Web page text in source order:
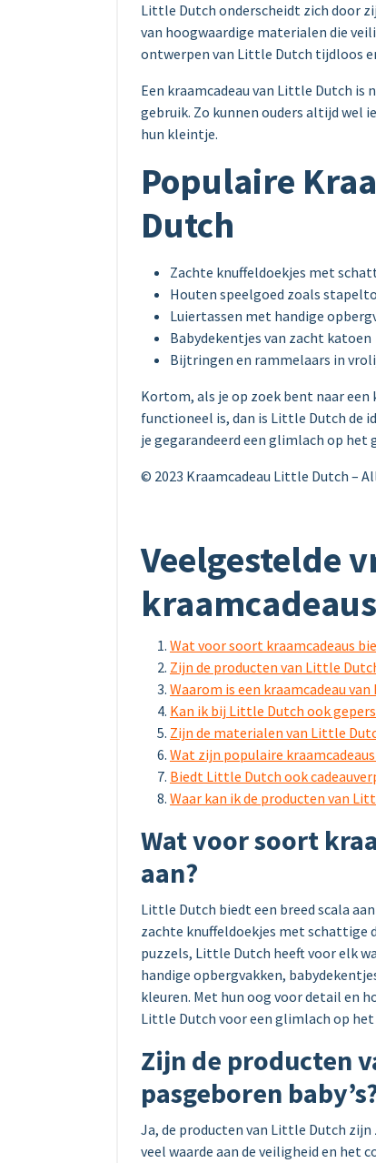
Little Dutch onderscheidt zich door
van hoogwaardige materialen die
ontwerpen van Little Dutch tijdloos
Een kraamcadeau van Little Dutch
gebruik. Zo kunnen ouders altijd wel
hun kleintje.
Populaire
Dutch
Zachte knuffeldoekjes met
Houten speelgoed zoals
Luiertassen met handige
Babydekentjes van zacht katoen
Bijtringen en rammelaars in
Kortom, als je op zoek bent naar
functioneel is, dan is Little Dutch de
je gegarandeerd een glimlach op het
© 2023 Kraamcadeau Little Dutch –
Veelgestelde
Wat voor soort kraamcadeaus
Zijn de producten van Little
Waarom is een kraamcadeau
Kan ik bij Little Dutch ook
Zijn de materialen van Little
Wat zijn populaire
Biedt Little Dutch ook
Waar kan ik de producten van
Wat voor soort
aan?
Little Dutch biedt een breed scala
zachte knuffeldoekjes met
puzzels, Little Dutch heeft voor elk
handige opbergvakken,
kleuren. Met hun oog voor detail en
Little Dutch voor een glimlach op het
Zijn de producten
pasgeboren
Ja, de producten van Little Dutch
veel waarde aan de veiligheid en het